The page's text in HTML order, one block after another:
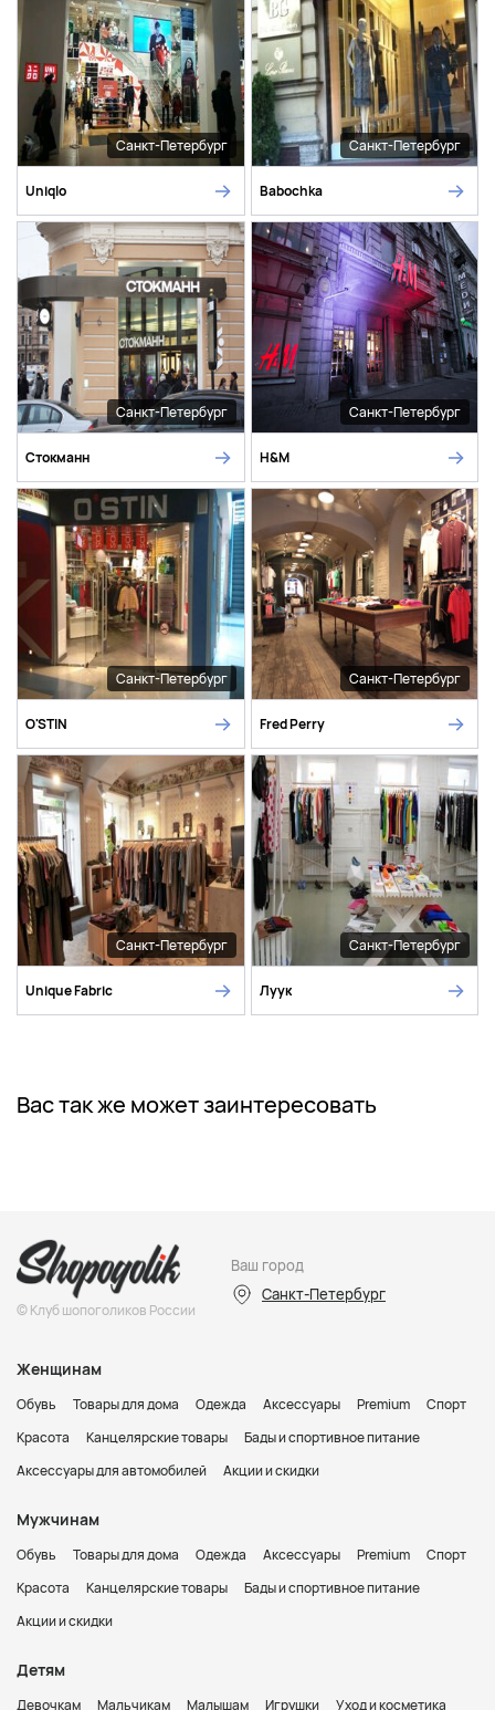
Санкт-Петербург
Uniqlo
Санкт-Петербург
Babochka
Санкт-Петербург
Стокманн
Санкт-Петербург
H&M
Санкт-Петербург
O'STIN
Санкт-Петербург
Fred Perry
Санкт-Петербург
Unique Fabric
Санкт-Петербург
Луук
Вас так же может заинтересовать
© Клуб шопоголиков России
Ваш город
Санкт-Петербург
Женщинам
Обувь Товары для дома Одежда Аксессуары Premium
Спорт
Красота
Канцелярские товары
Бады и спортивное питание
Аксессуары для автомобилей
Акции и скидки
Мужчинам
Обувь Товары для дома Одежда Аксессуары Premium
Спорт
Красота
Канцелярские товары
Бады и спортивное питание
Акции и скидки
Детям
Девочкам Мальчикам Малышам Игрушки
Уход и косметика